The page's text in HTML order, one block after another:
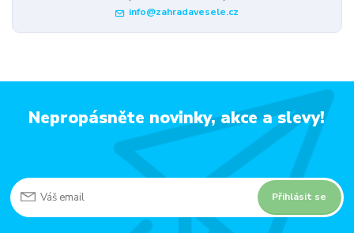
info@zahradavesele.cz
Nepropásněte novinky, akce a slevy!
Přihlásit se